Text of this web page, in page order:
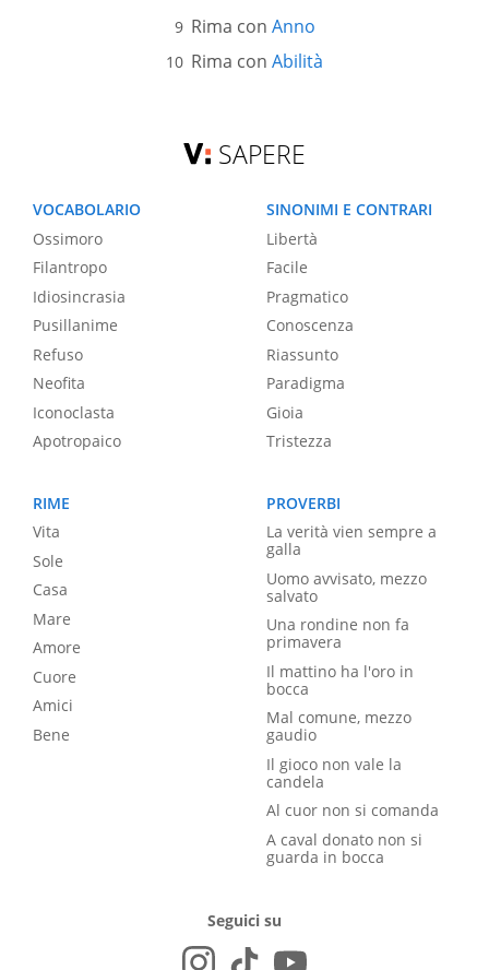
Rima con Anno
Rima con Abilità
SAPERE
VOCABOLARIO
Ossimoro
Filantropo
Idiosincrasia
Pusillanime
Refuso
Neofita
Iconoclasta
Apotropaico
SINONIMI E CONTRARI
Libertà
Facile
Pragmatico
Conoscenza
Riassunto
Paradigma
Gioia
Tristezza
RIME
Vita
Sole
Casa
Mare
Amore
Cuore
Amici
Bene
PROVERBI
La verità vien sempre a
galla
Uomo avvisato, mezzo
salvato
Una rondine non fa
primavera
Il mattino ha l'oro in
bocca
Mal comune, mezzo
gaudio
Il gioco non vale la
candela
Al cuor non si comanda
A caval donato non si
guarda in bocca
Seguici su